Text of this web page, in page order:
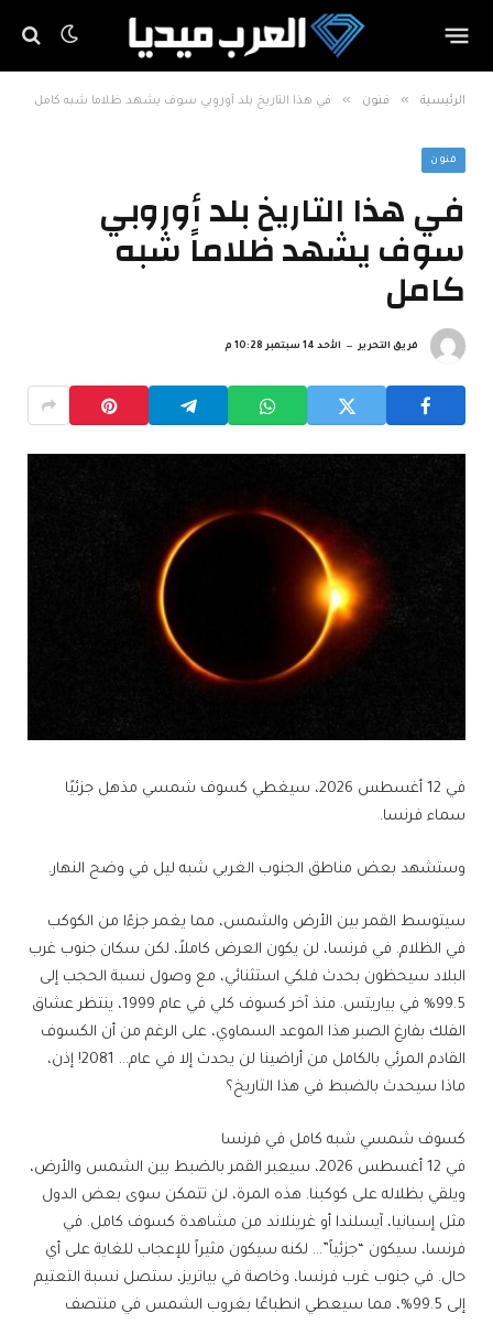
الرئيسية » فنون » في هذا التاريخ بلد أوروبي سوف يشهد ظلاماً شبه كامل
فنون
في هذا التاريخ بلد أوروبي
سوف يشهد ظلاماً شبه
كامل
فريق التحرير الأحد 14 سبتمبر 10:28 م
في 12 أغسطس 2026، سيغطي كسوف شمسي مذهل جزئيًا
سماء فرنسا.
وستشهد بعض مناطق الجنوب الغربي شبه ليل في وضح النهار.
سيتوسط القمر بين الأرض والشمس، مما يغمر جزءًا من الكوكب
في الظلام. في فرنسا، لن يكون العرض كاملاً، لكن سكان جنوب غرب
البلاد سيحظون بحدث فلكي استثنائي، مع وصول نسبة الحجب إلى
99.5% في بياريتس. منذ آخر كسوف كلي في عام 1999، ينتظر عشاق
الفلك بفارغ الصبر هذا الموعد السماوي، على الرغم من أن الكسوف
القادم المرئي بالكامل من أراضينا لن يحدث إلا في عام… 2081! إذن،
ماذا سيحدث بالضبط في هذا التاريخ؟
كسوف شمسي شبه كامل في فرنسا
في 12 أغسطس 2026، سيعبر القمر بالضبط بين الشمس والأرض،
ويلقي بظلاله على كوكبنا. هذه المرة، لن تتمكن سوى بعض الدول
مثل إسبانيا، آيسلندا أو غرينلاند من مشاهدة كسوف كامل. في
فرنسا، سيكون “جزئياً”… لكنه سيكون مثيراً للإعجاب للغاية على أي
حال. في جنوب غرب فرنسا، وخاصة في بياتريز، ستصل نسبة التعتيم
إلى 99.5%، مما سيعطي انطباعًا بغروب الشمس في منتصف